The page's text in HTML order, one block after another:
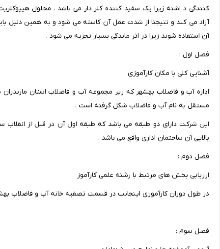
آزاد می کند و نتیجتا از شدت عمل آن کاسته می شود و به همین دلیل
آن استفاده شوند زیرا در اثر ماندگی بسیار تجزیه می شود .
فصل اول :
آشنایی کلی با مکان کارآموزی
مستقل به نام آب و فاضلاب شکل گرفته است .
این شرکت دارای دو طبقه می باشد که طبقه اول آن در قبل از
بالایی آن ساختمان اداری واقع می باشد .
فصل دوم :
ارزیابی بخش های مرتبط با رشته علمی کارآموز
در طول دوران کارآموزی اینجانب در قسمت تصفیه خانه آب و فاضلاب
فصل سوم :